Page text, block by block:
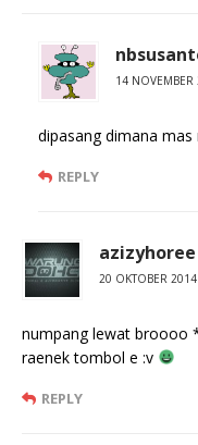
14
dipasang dimana mas
REPLY
azizyhoree
20 OKTOBER
numpang lewat broooo
raenek tombol e :v
REPLY